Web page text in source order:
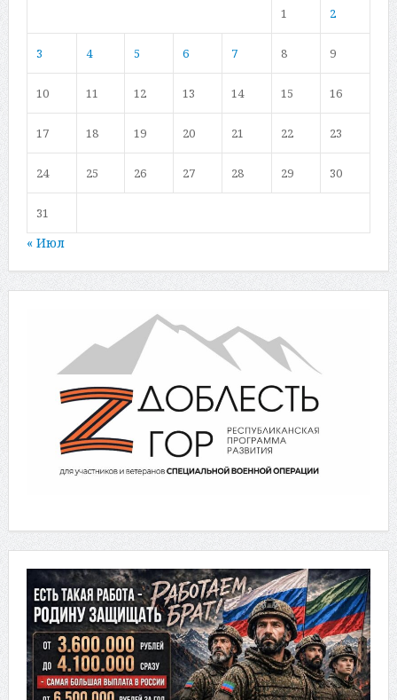
1 2
3 4 5 6 7 8 9
10 11 12 13 14 15 16
17 18 19 20 21 22 23
24 25 26 27 28 29 30
31
« Июл